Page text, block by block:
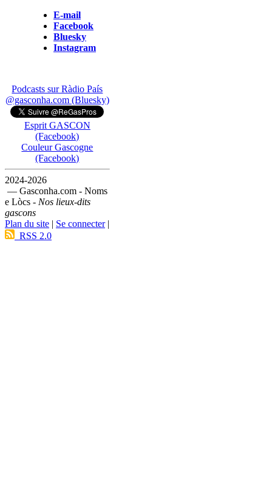
E-mail
Facebook
Bluesky
Instagram
Podcasts sur Ràdio País
@gasconha.com (Bluesky)
Esprit GASCON
(Facebook)
Couleur Gascogne
(Facebook)
2024-2026
— Gasconha.com - Noms
e Lòcs - Nos lieux-dits
gascons
Plan du site | Se connecter|
RSS 2.0